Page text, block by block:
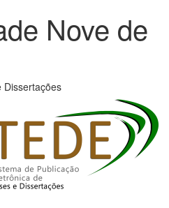
Nove de
Dissertações